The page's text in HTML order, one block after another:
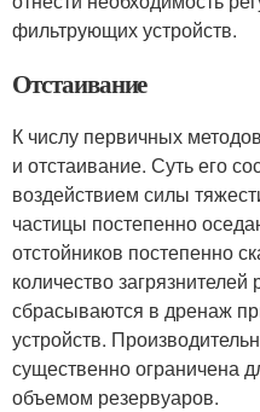
фильтрующих устройств.
Отстаивание
К числу первичных
и отстаивание. Суть его
воздействием силы
частицы постепенно
отстойников постепенно
количество
сбрасываются в дренаж
устройств.
существенно ограничена
объемом резервуаров.